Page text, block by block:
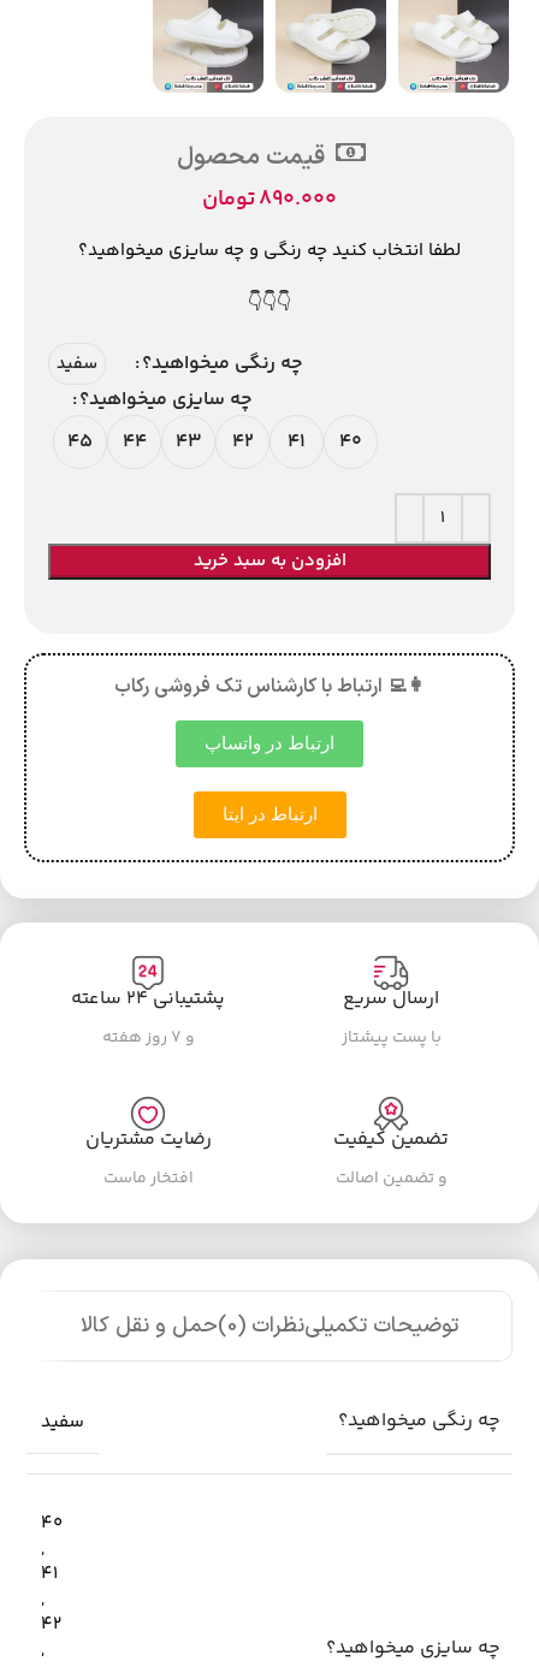
قیمت محصول
890.000تومان
لطفا انتخاب کنید چه رنگی و چه سایزی میخواهید؟
👇👇👇
چه رنگی میخواهید؟ سفید
چه سایزی میخواهید؟
40
41
42
43
44
45
افزودن به سبد خرید
👩‍💻 ارتباط با کارشناس تک فروشی رکاب
ارتباط در واتساپ
ارتباط در ایتا
ارسال سریع
با پست پیشتاز
پشتیبانی ۲۴ ساعته
و ۷ روز هفته
تضمین کیفیت
و تضمین اصالت
رضایت مشتریان
افتخار ماست
توضیحات تکمیلینظرات (0) حمل و نقل کالا
چه رنگی میخواهید؟ سفید
چه سایزی میخواهید؟
40
,
41
,
42
,